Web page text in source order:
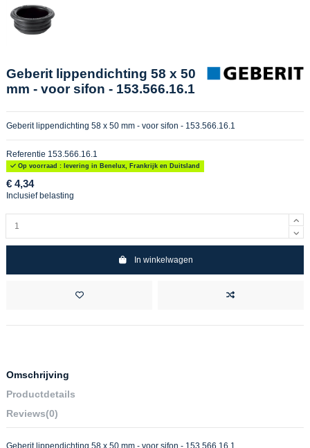
Geberit lippendichting 58 x 50
mm - voor sifon - 153.566.16.1
Geberit lippendichting 58 x 50 mm - voor sifon - 153.566.16.1
Referentie 153.566.16.1
Op voorraad : levering in Benelux, Frankrijk en Duitsland
€ 4,34
Inclusief belasting
In winkelwagen
Omschrijving
Productdetails
Reviews(0)